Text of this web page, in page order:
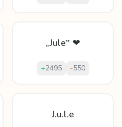
„Jule‟ ❤
+2495 -550
J.u.l.e